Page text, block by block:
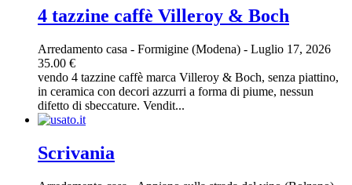
4 tazzine caffè Villeroy & Boch
Arredamento casa - Formigine (Modena) - Luglio 17, 2026
35.00 €
vendo 4 tazzine caffè marca Villeroy & Boch, senza piattino,
in ceramica con decori azzurri a forma di piume, nessun
difetto di sbeccature. Vendit...
Scrivania